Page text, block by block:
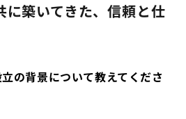
に築いてきた、信頼と仕
の背景について教えてくださ